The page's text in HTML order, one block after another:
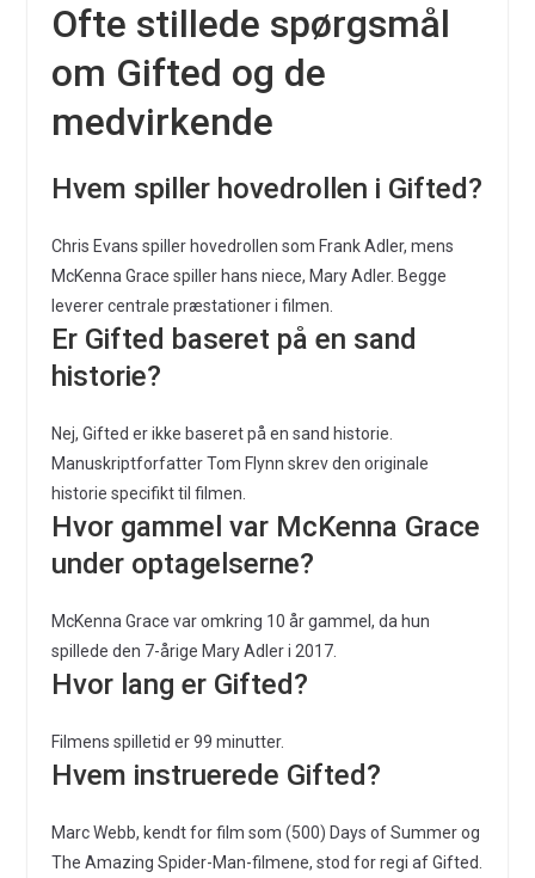
Ofte stillede spørgsmål
om Gifted og de
medvirkende
Hvem spiller hovedrollen i Gifted?
Chris Evans spiller hovedrollen som Frank Adler, mens
McKenna Grace spiller hans niece, Mary Adler. Begge
leverer centrale præstationer i filmen.
Er Gifted baseret på en sand
historie?
Nej, Gifted er ikke baseret på en sand historie.
Manuskriptforfatter Tom Flynn skrev den originale
historie specifikt til filmen.
Hvor gammel var McKenna Grace
under optagelserne?
McKenna Grace var omkring 10 år gammel, da hun
spillede den 7-årige Mary Adler i 2017.
Hvor lang er Gifted?
Filmens spilletid er 99 minutter.
Hvem instruerede Gifted?
Marc Webb, kendt for film som (500) Days of Summer og
The Amazing Spider-Man-filmene, stod for regi af Gifted.